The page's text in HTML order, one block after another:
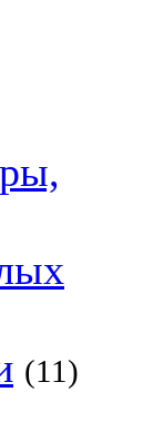
(11)